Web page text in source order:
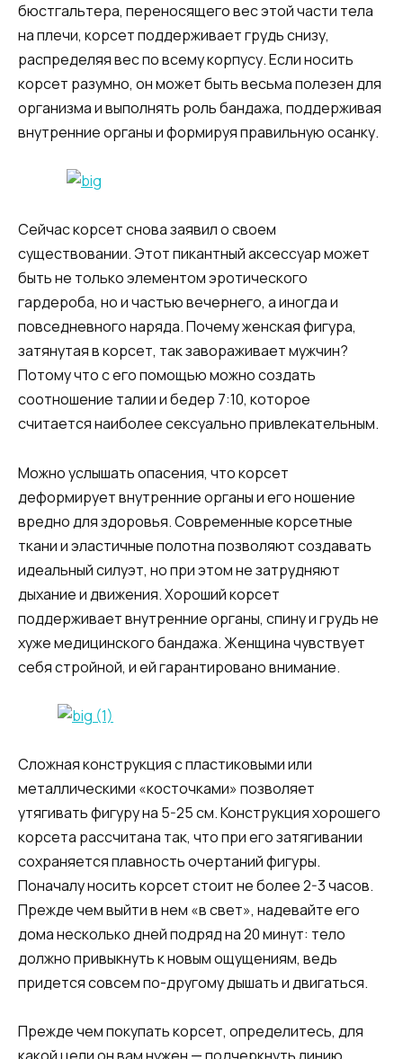
бюстгальтера, переносящего вес этой части тела
на плечи, корсет поддерживает грудь снизу,
распределяя вес по всему корпусу. Если носить
корсет разумно, он может быть весьма полезен для
организма и выполнять роль бандажа, поддерживая
внутренние органы и формируя правильную осанку.
Сейчас корсет снова заявил о своем
существовании. Этот пикантный аксессуар может
быть не только элементом эротического
гардероба, но и частью вечернего, а иногда и
повседневного наряда. Почему женская фигура,
затянутая в корсет, так завораживает мужчин?
Потому что с его помощью можно создать
соотношение талии и бедер 7:10, которое
считается наиболее сексуально привлекательным.
Можно услышать опасения, что корсет
деформирует внутренние органы и его ношение
вредно для здоровья. Современные корсетные
ткани и эластичные полотна позволяют создавать
идеальный силуэт, но при этом не затрудняют
дыхание и движения. Хороший корсет
поддерживает внутренние органы, спину и грудь не
хуже медицинского бандажа. Женщина чувствует
себя стройной, и ей гарантировано внимание.
Сложная конструкция с пластиковыми или
металлическими «косточками» позволяет
утягивать фигуру на 5-25 см. Конструкция хорошего
корсета рассчитана так, что при его затягивании
сохраняется плавность очертаний фигуры.
Поначалу носить корсет стоит не более 2-3 часов.
Прежде чем выйти в нем «в свет», надевайте его
дома несколько дней подряд на 20 минут: тело
должно привыкнуть к новым ощущениям, ведь
придется совсем по-другому дышать и двигаться.
Прежде чем покупать корсет, определитесь, для